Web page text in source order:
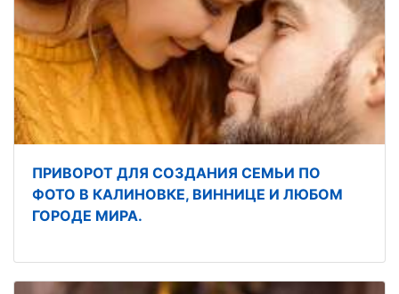
ПРИВОРОТ ДЛЯ СОЗДАНИЯ СЕМЬИ ПО
ФОТО В КАЛИНОВКЕ, ВИННИЦЕ И ЛЮБОМ
ГОРОДЕ МИРА.